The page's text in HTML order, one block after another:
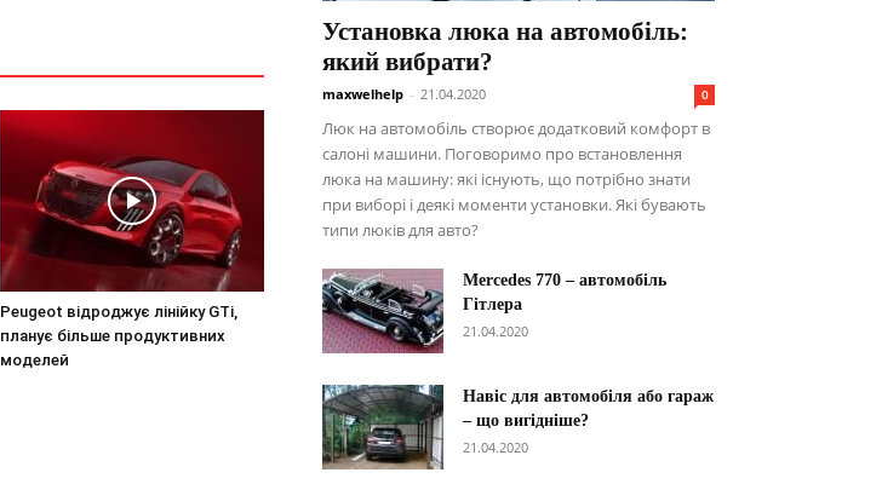
Peugeot відроджує лінійку GTi,
планує більше продуктивних
моделей
Установка люка на автомобіль:
який вибрати?
maxwelhelp - 21.04.2020 0
Люк на автомобіль створює додатковий комфорт в
салоні машини. Поговоримо про встановлення
люка на машину: які існують, що потрібно знати
при виборі і деякі моменти установки. Які бувають
типи люків для авто?
Меrcedes 770 – автомобіль
Гітлера
21.04.2020
Навіс для автомобіля або гараж
– що вигідніше?
21.04.2020